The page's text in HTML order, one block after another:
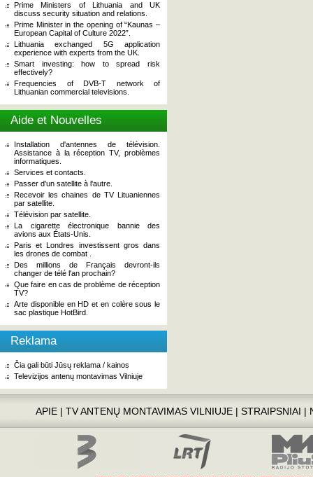
Prime Ministers of Lithuania and UK
discuss security situation and relations.
Prime Minister in the opening of “Kaunas –
European Capital of Culture 2022”.
Lithuania exchanged 5G application
experience with experts from the UK.
Smart investing: how to spread risk
effectively?
Frequencies of DVB-T network of
Lithuanian commercial televisions.
Aide et Nouvelles
Installation d'antennes de télévision.
Assistance à la réception TV, problèmes
informatiques.
Services et contacts.
Passer d'un satellite à l'autre.
Recevoir les chaines de TV Lituaniennes
par satellite.
Télévision par satellite.
La cigarette électronique bannie des
avions aux États-Unis.
Paris et Londres investissent gros dans
les drones de combat .
Des millions de Français devront-ils
changer de télé l'an prochain?
Que faire en cas de problème de réception
TV?
Arte disponible en HD et en colère sous le
sac plastique HotBird.
Reklama
Čia gali būti Jūsų reklama / kainos
Televizijos antenų montavimas Vilniuje
APIE| TV ANTENŲ MONTAVIMAS VILNIUJE| STRAIPSNIAI |